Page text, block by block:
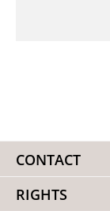
CONTACT
RIGHTS